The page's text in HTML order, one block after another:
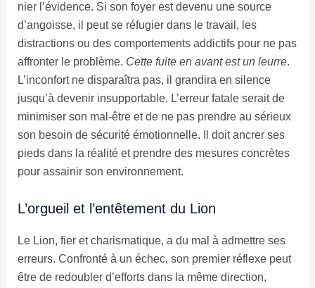
nier l’évidence. Si son foyer est devenu une source
d’angoisse, il peut se réfugier dans le travail, les
distractions ou des comportements addictifs pour ne pas
affronter le problème. Cette fuite en avant est un leurre.
L’inconfort ne disparaîtra pas, il grandira en silence
jusqu’à devenir insupportable. L’erreur fatale serait de
minimiser son mal-être et de ne pas prendre au sérieux
son besoin de sécurité émotionnelle. Il doit ancrer ses
pieds dans la réalité et prendre des mesures concrètes
pour assainir son environnement.
L’orgueil et l’entêtement du Lion
Le Lion, fier et charismatique, a du mal à admettre ses
erreurs. Confronté à un échec, son premier réflexe peut
être de redoubler d’efforts dans la même direction,